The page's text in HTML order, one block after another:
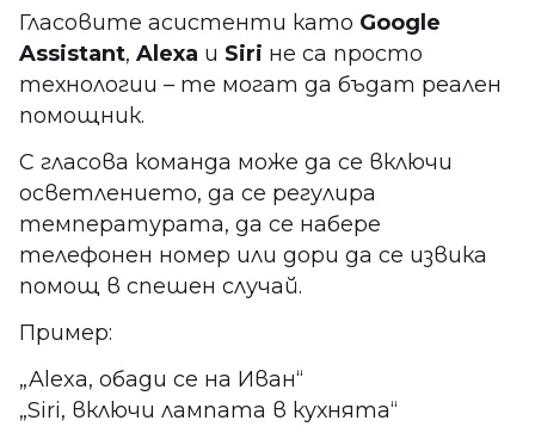
Гласовите асистенти като Google
Assistant, Alexa и Siri не са просто
технологии – те могат да бъдат реален
помощник.
С гласова команда може да се включи
осветлението, да се регулира
температурата, да се набере
телефонен номер или дори да се извика
помощ в спешен случай.
Пример:
„Alexa, обади се на Иван“
„Siri, включи лампата в кухнята“